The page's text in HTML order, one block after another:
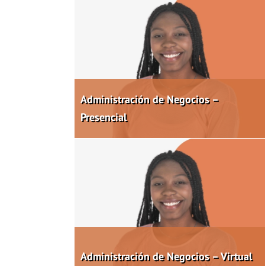
Administración de Negocios –
Presencial
Administración de Negocios – Virtual